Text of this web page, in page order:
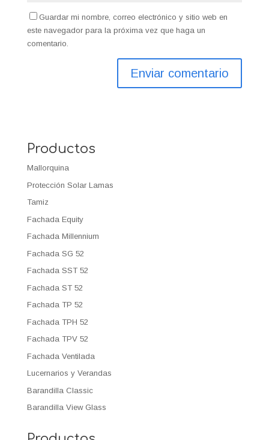
Guardar mi nombre, correo electrónico y sitio web en
este navegador para la próxima vez que haga un
comentario.
Productos
Mallorquina
Protección Solar Lamas
Tamiz
Fachada Equity
Fachada Millennium
Fachada SG 52
Fachada SST 52
Fachada ST 52
Fachada TP 52
Fachada TPH 52
Fachada TPV 52
Fachada Ventilada
Lucernarios y Verandas
Barandilla Classic
Barandilla View Glass